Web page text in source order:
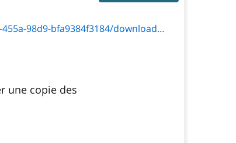
download/txt_3091e.html
une copie des